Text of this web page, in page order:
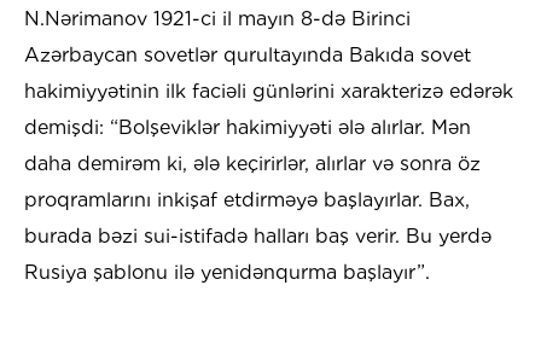
N.Nərimanov 1921-ci il mayın 8-də Birinci
Azərbaycan sovetlər qurultayında Bakıda sovet
hakimiyyətinin ilk faciəli günlərini xarakterizə edərək
demişdi: “Bolşeviklər hakimiyyəti ələ alırlar. Mən
daha demirəm ki, ələ keçirirlər, alırlar və sonra öz
proqramlarını inkişaf etdirməyə başlayırlar. Bax,
burada bəzi sui-istifadə halları baş verir. Bu yerdə
Rusiya şablonu ilə yenidənqurma başlayır”.